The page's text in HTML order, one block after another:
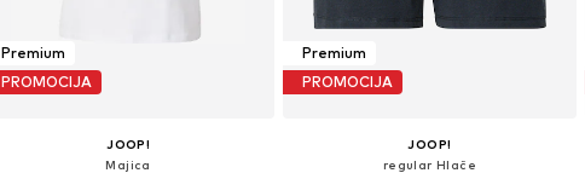
Premium
PROMOCIJA
JOOP!
Majica
Premium
PROMOCIJA
JOOP!
regular Hlače